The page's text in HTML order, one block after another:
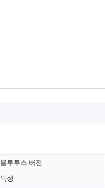
블루투스 버전
특성